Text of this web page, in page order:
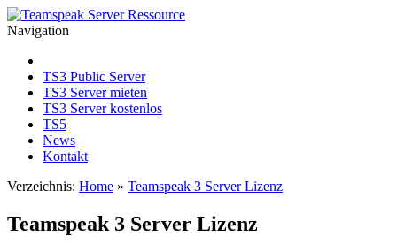
Navigation
TS3 Public Server
TS3 Server mieten
TS3 Server kostenlos
TS5
News
Kontakt
Verzeichnis: Home » Teamspeak 3 Server Lizenz
Teamspeak 3 Server Lizenz